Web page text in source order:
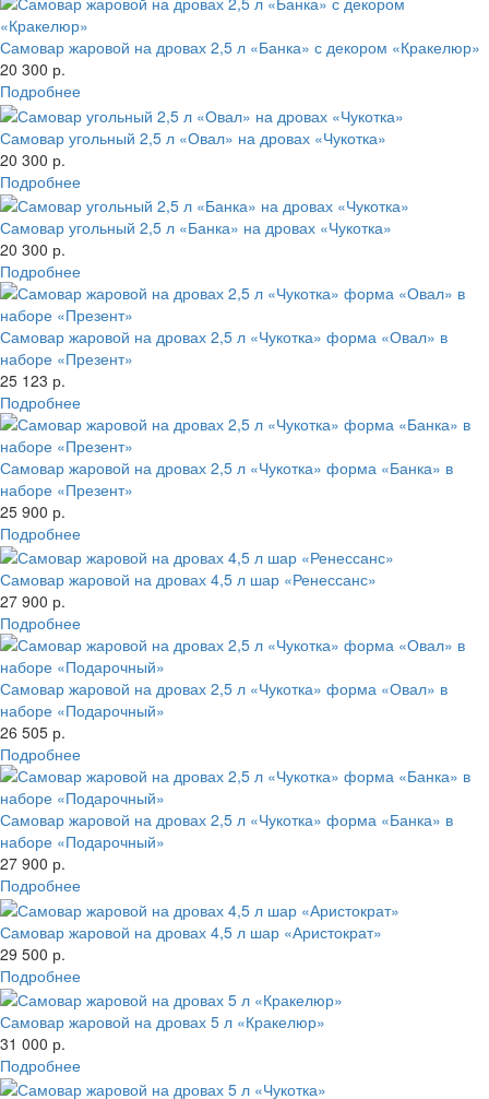
Самовар жаровой на дровах 2,5 л «Банка» с декором «Кракелюр»
20 300 р.
Подробнее
Самовар угольный 2,5 л «Овал» на дровах «Чукотка»
20 300 р.
Подробнее
Самовар угольный 2,5 л «Банка» на дровах «Чукотка»
20 300 р.
Подробнее
Самовар жаровой на дровах 2,5 л «Чукотка» форма «Овал» в
наборе «Презент»
25 123 р.
Подробнее
Самовар жаровой на дровах 2,5 л «Чукотка» форма «Банка» в
наборе «Презент»
25 900 р.
Подробнее
Самовар жаровой на дровах 4,5 л шар «Ренессанс»
27 900 р.
Подробнее
Самовар жаровой на дровах 2,5 л «Чукотка» форма «Овал» в
наборе «Подарочный»
26 505 р.
Подробнее
Самовар жаровой на дровах 2,5 л «Чукотка» форма «Банка» в
наборе «Подарочный»
27 900 р.
Подробнее
Самовар жаровой на дровах 4,5 л шар «Аристократ»
29 500 р.
Подробнее
Самовар жаровой на дровах 5 л «Кракелюр»
31 000 р.
Подробнее